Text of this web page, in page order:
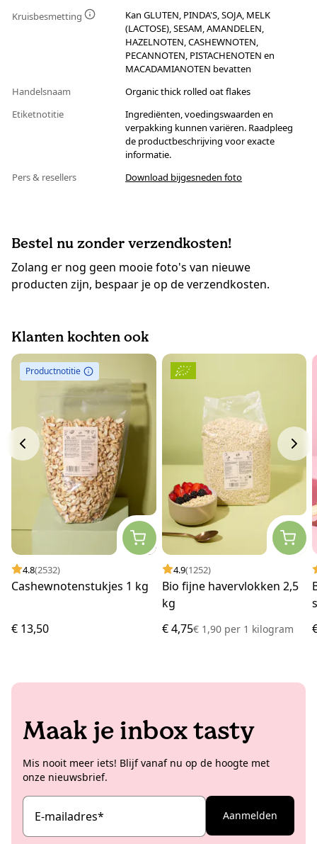
Kruisbesmetting
Kan GLUTEN, PINDA'S, SOJA, MELK
(LACTOSE), SESAM, AMANDELEN,
HAZELNOTEN, CASHEWNOTEN,
PECANNOTEN, PISTACHENOTEN en
MACADAMIANOTEN bevatten
Handelsnaam
Organic thick rolled oat flakes
Etiketnotitie
Ingrediënten, voedingswaarden en
verpakking kunnen variëren. Raadpleeg
de productbeschrijving voor exacte
informatie.
Pers & resellers
Download bijgesneden foto
Bestel nu zonder verzendkosten!
Zolang er nog geen mooie foto's van nieuwe
producten zijn, bespaar je op de verzendkosten.
Klanten kochten ook
Productnotitie
4.8(2532)
Cashewnotenstukjes 1 kg
€ 13,50
4.9(1252)
Bio fijne havervlokken 2,5
kg
€ 4,75€ 1,90 per1 kilogram
Maak je inbox tasty
Mis nooit meer iets! Blijf vanaf nu op de hoogte met
onze nieuwsbrief.
E-mailadres* Aanmelden